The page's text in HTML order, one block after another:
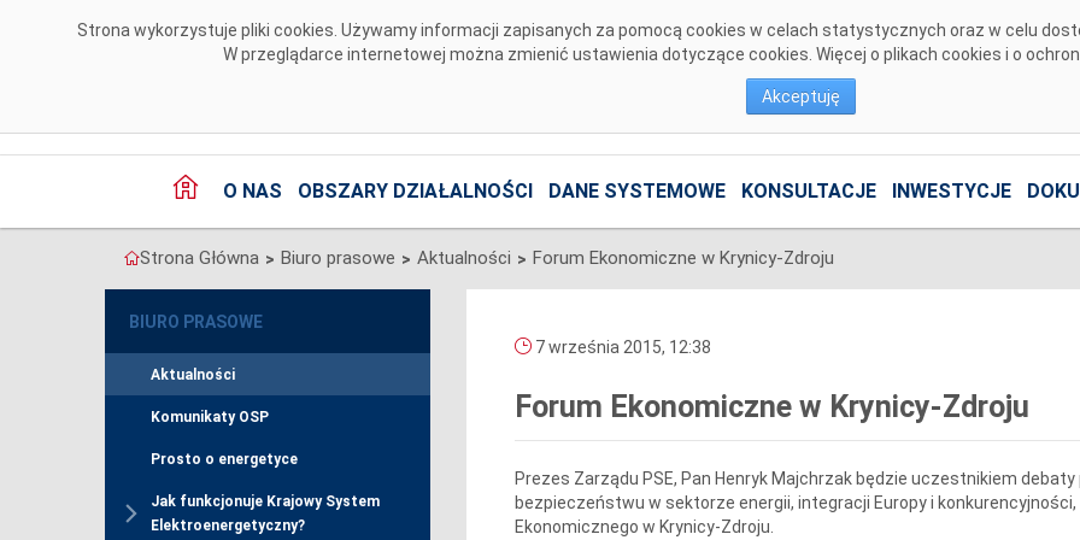
Strona wykorzystuje pliki cookies. Używamy informacji zapisanych za pomocą cookies w celach statystycznych oraz w celu
W przeglądarce internetowej można zmienić ustawienia dotyczące cookies. Więcej o plikach cookies i o
Akceptuję
O NAS OBSZARY DZIAŁALNOŚCI DANE SYSTEMOWE KONSULTACJE INWESTYCJE
Strona Główna > Biuro prasowe > Aktualności > Forum Ekonomiczne w Krynicy-Zdroju
BIURO PRASOWE
Aktualności
Komunikaty OSP
Prosto o energetyce
Jak funkcjonuje Krajowy System
Elektroenergetyczny?
7 września 2015, 12:38
Forum Ekonomiczne w Krynicy-Zdroju
Prezes Zarządu PSE, Pan Henryk Majchrzak będzie uczestnikiem debaty
bezpieczeństwu w sektorze energii, integracji Europy i
Ekonomicznego w Krynicy-Zdroju.